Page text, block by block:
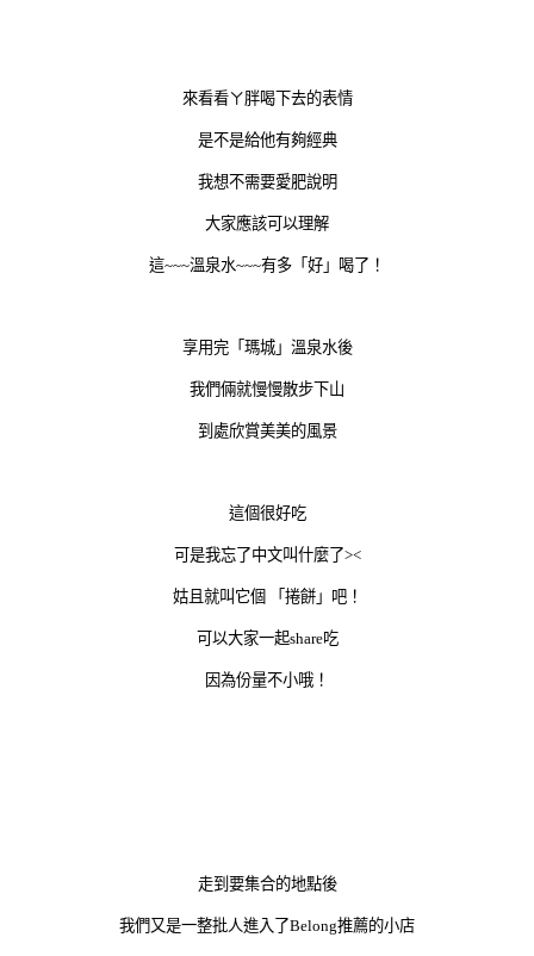
來看看ㄚ胖喝下去的表情
是不是給他有夠經典
我想不需要愛肥說明
大家應該可以理解
這~~~溫泉水~~~有多「好」喝了！
享用完「瑪城」溫泉水後
我們倆就慢慢散步下山
到處欣賞美美的風景
這個很好吃
可是我忘了中文叫什麼了><
姑且就叫它個 「捲餅」吧！
可以大家一起share吃
因為份量不小哦！
走到要集合的地點後
我們又是一整批人進入了Belong推薦的小店